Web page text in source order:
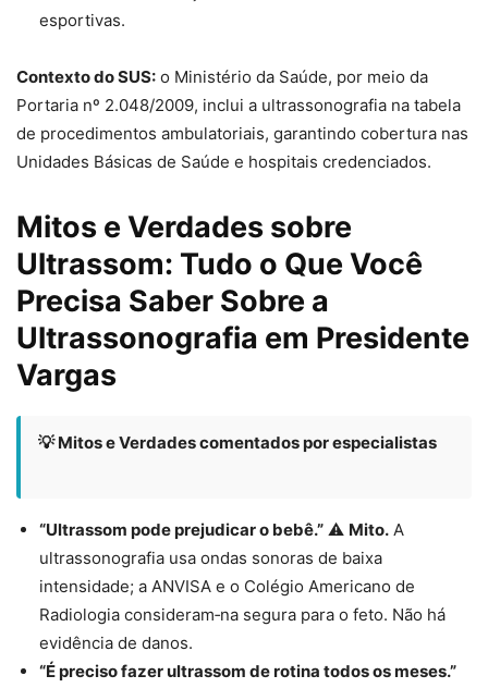
esportivas.
Contexto do SUS: o Ministério da Saúde, por meio da
Portaria nº 2.048/2009, inclui a ultrassonografia na tabela
de procedimentos ambulatoriais, garantindo cobertura nas
Unidades Básicas de Saúde e hospitais credenciados.
Mitos e Verdades sobre
Ultrassom: Tudo o Que Você
Precisa Saber Sobre a
Ultrassonografia em Presidente
Vargas
💡 Mitos e Verdades comentados por especialistas
“Ultrassom pode prejudicar o bebê.” ⚠ Mito. A
ultrassonografia usa ondas sonoras de baixa
intensidade; a ANVISA e o Colégio Americano de
Radiologia consideram‑na segura para o feto. Não há
evidência de danos.
“É preciso fazer ultrassom de rotina todos os meses.”